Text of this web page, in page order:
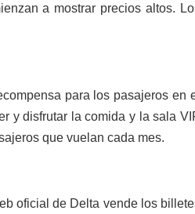
a mostrar precios altos.
para los pasajeros en
y disfrutar la comida y la sala
que vuelan cada mes.
oficial de Delta vende los